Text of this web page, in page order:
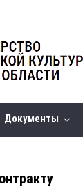
Документы